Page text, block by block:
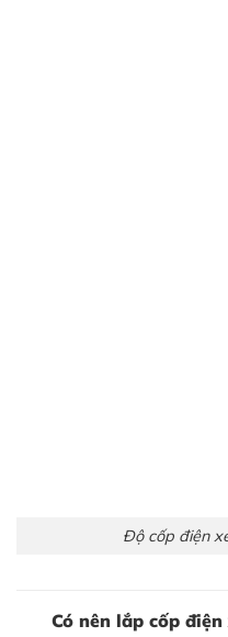
Độ cốp điện
Có nên lắp cốp